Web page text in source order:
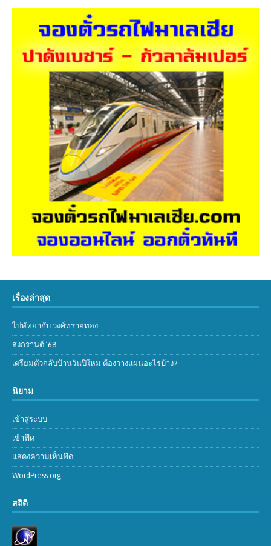
เรื่องล่าสุด
ไปพัทยากับ วงศ์ทรายทอง
สงกรานต์ ’68
เตรียมตัวกลับบ้านวันปีใหม่ ต้องวางแผนอะไรบ้าง?
นิยาม
เข้าสู่ระบบ
เข้าฟีด
แสดงความเห็นฟีด
WordPress.org
สถิติ